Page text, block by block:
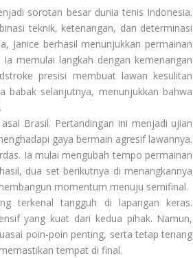
sorotan besar dunia tenis Indonesia.
teknik, ketenangan, dan determinasi
Janice berhasil menunjukkan permainan
memulai langkah dengan kemenangan
presisi membuat lawan kesulitan
babak selanjutnya, menunjukkan bahwa
Brasil. Pertandingan ini menjadi ujian
gaya bermain agresif lawannya.
Ia mulai mengubah tempo permainan
dua set berikutnya di menangkannya
momentum menuju semifinal.
terkenal tangguh di lapangan keras.
yang kuat dari kedua pihak. Namun,
poin-poin penting, serta tetap tenang
tempat di final.